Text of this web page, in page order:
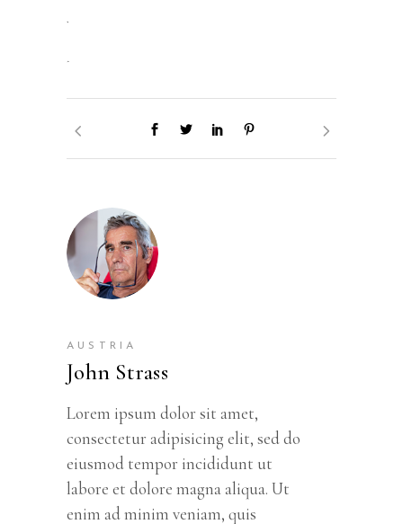
AUSTRIA
John Strass
Lorem ipsum dolor sit amet,
consectetur adipisicing elit, sed do
eiusmod tempor incididunt ut
labore et dolore magna aliqua. Ut
enim ad minim veniam, quis